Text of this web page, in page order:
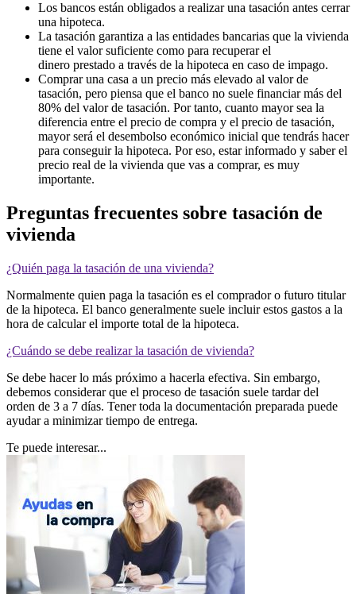
Los bancos están obligados a realizar una tasación antes cerrar
una hipoteca.
La tasación garantiza a las entidades bancarias que la vivienda
tiene el valor suficiente como para recuperar el
dinero prestado a través de la hipoteca en caso de impago.
Comprar una casa a un precio más elevado al valor de
tasación, pero piensa que el banco no suele financiar más del
80% del valor de tasación. Por tanto, cuanto mayor sea la
diferencia entre el precio de compra y el precio de tasación,
mayor será el desembolso económico inicial que tendrás hacer
para conseguir la hipoteca. Por eso, estar informado y saber el
precio real de la vivienda que vas a comprar, es muy
importante.
Preguntas frecuentes sobre tasación de
vivienda
¿Quién paga la tasación de una vivienda?
Normalmente quien paga la tasación es el comprador o futuro titular
de la hipoteca. El banco generalmente suele incluir estos gastos a la
hora de calcular el importe total de la hipoteca.
¿Cuándo se debe realizar la tasación de vivienda?
Se debe hacer lo más próximo a hacerla efectiva. Sin embargo,
debemos considerar que el proceso de tasación suele tardar del
orden de 3 a 7 días. Tener toda la documentación preparada puede
ayudar a minimizar tiempo de entrega.
Te puede interesar...